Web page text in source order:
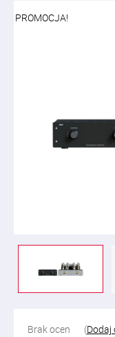
PROMOCJA!
Brak ocen (Dodaj